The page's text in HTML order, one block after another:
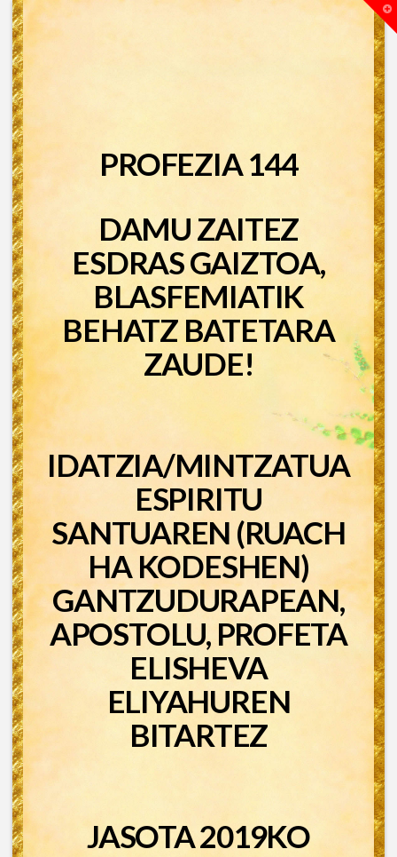
PROFEZIA 144
DAMU ZAITEZ
ESDRAS GAIZTOA,
BLASFEMIATIK
BEHATZ BATETARA
ZAUDE!
IDATZIA/MINTZATUA
ESPIRITU
SANTUAREN (RUACH
HA KODESHEN)
GANTZUDURAPEAN,
APOSTOLU, PROFETA
ELISHEVA
ELIYAHUREN
BITARTEZ
JASOTA 2019KO